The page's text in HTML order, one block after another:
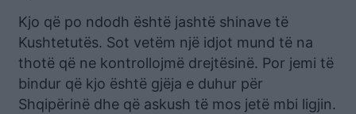
Kjo që po ndodh është jashtë shinave të
Kushtetutës. Sot vetëm një idjot mund të na
thotë që ne kontrollojmë drejtësinë. Por jemi të
bindur që kjo është gjëja e duhur për
Shqipërinë dhe që askush të mos jetë mbi ligjin.